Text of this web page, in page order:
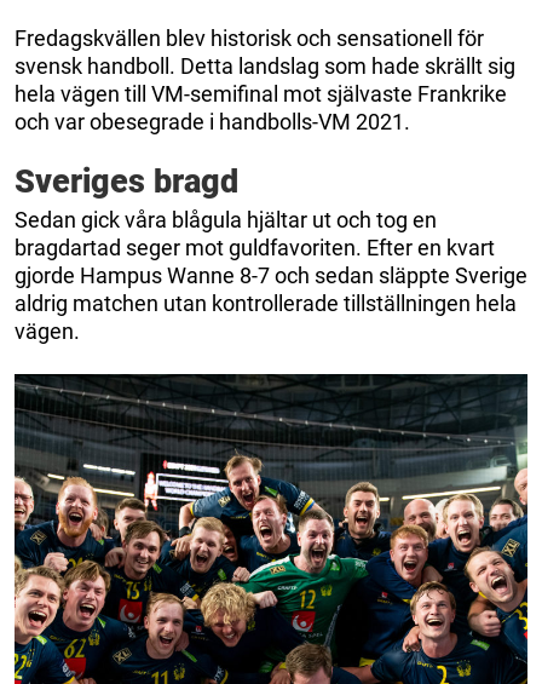
Fredagskvällen blev historisk och sensationell för
svensk handboll. Detta landslag som hade skrällt sig
hela vägen till VM-semifinal mot självaste Frankrike
och var obesegrade i handbolls-VM 2021.
Sveriges bragd
Sedan gick våra blågula hjältar ut och tog en
bragdartad seger mot guldfavoriten. Efter en kvart
gjorde Hampus Wanne 8-7 och sedan släppte Sverige
aldrig matchen utan kontrollerade tillställningen hela
vägen.